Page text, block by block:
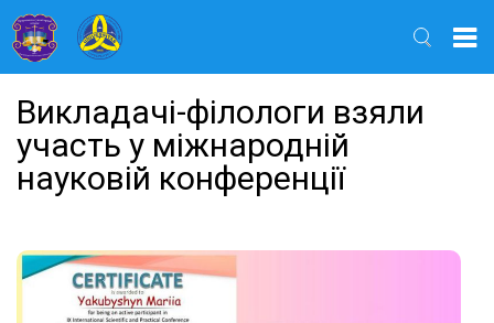
Викладачі-філологи взяли
участь у міжнародній
науковій конференції